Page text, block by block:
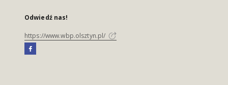
Odwiedź nas!
https://www.wbp.olsztyn.pl/